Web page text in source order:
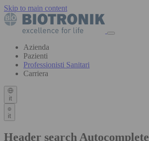
Skip to main content
Azienda
Pazienti
Professionisti Sanitari
Carriera
it
it
Header search Autocomplete